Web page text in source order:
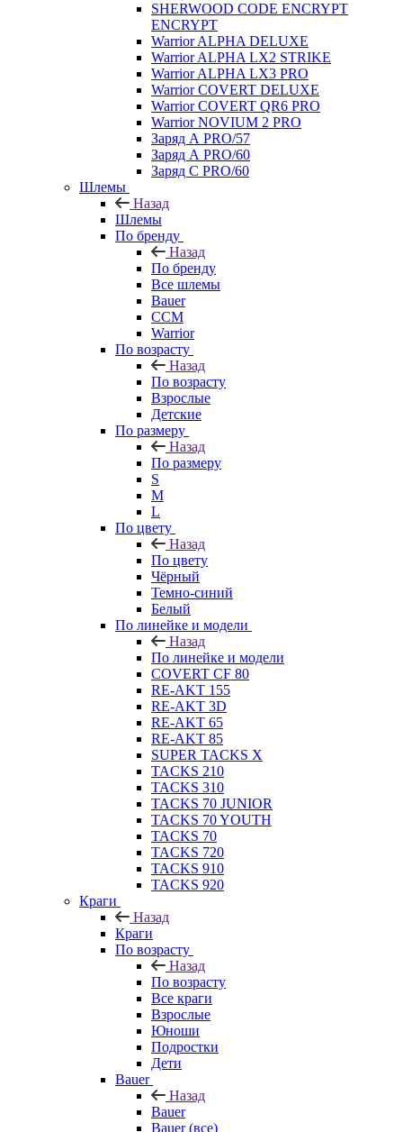
SHERWOOD CODE ENCRYPT
ENCRYPT
Warrior ALPHA DELUXE
Warrior ALPHA LX2 STRIKE
Warrior ALPHA LX3 PRO
Warrior COVERT DELUXE
Warrior COVERT QR6 PRO
Warrior NOVIUM 2 PRO
Заряд А PRO/57
Заряд А PRO/60
Заряд С PRO/60
Шлемы
Назад
Шлемы
По бренду
Назад
По бренду
Все шлемы
Bauer
CCM
Warrior
По возрасту
Назад
По возрасту
Взрослые
Детские
По размеру
Назад
По размеру
S
M
L
По цвету
Назад
По цвету
Чёрный
Темно-синий
Белый
По линейке и модели
Назад
По линейке и модели
COVERT CF 80
RE-AKT 155
RE-AKT 3D
RE-AKT 65
RE-AKT 85
SUPER TACKS X
TACKS 210
TACKS 310
TACKS 70 JUNIOR
TACKS 70 YOUTH
TACKS 70
TACKS 720
TACKS 910
TACKS 920
Краги
Назад
Краги
По возрасту
Назад
По возрасту
Все краги
Взрослые
Юноши
Подростки
Дети
Bauer
Назад
Bauer
Bauer (все)